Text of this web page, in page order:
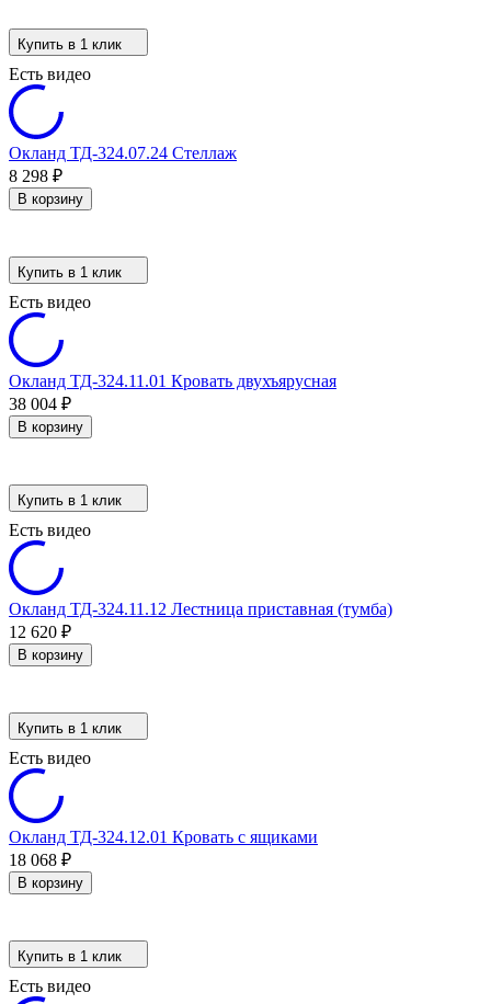
Купить в 1 клик
Есть видео
Окланд ТД-324.07.24 Стеллаж
8 298 ₽
В корзину
Купить в 1 клик
Есть видео
Окланд ТД-324.11.01 Кровать двухъярусная
38 004 ₽
В корзину
Купить в 1 клик
Есть видео
Окланд ТД-324.11.12 Лестница приставная (тумба)
12 620 ₽
В корзину
Купить в 1 клик
Есть видео
Окланд ТД-324.12.01 Кровать с ящиками
18 068 ₽
В корзину
Купить в 1 клик
Есть видео